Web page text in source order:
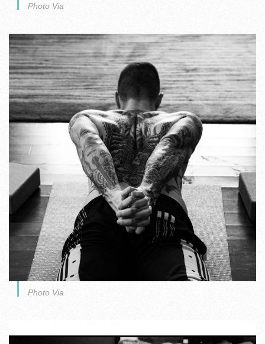
Photo Via
Photo Via